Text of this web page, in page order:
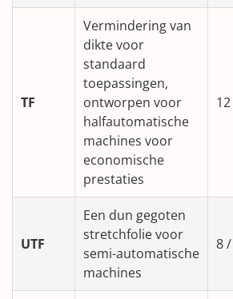
TF
Vermindering van
dikte voor
standaard
toepassingen,
ontworpen voor
halfautomatische
machines voor
economische
prestaties
12
UTF
Een dun gegoten
stretchfolie voor
semi-automatische
machines
8